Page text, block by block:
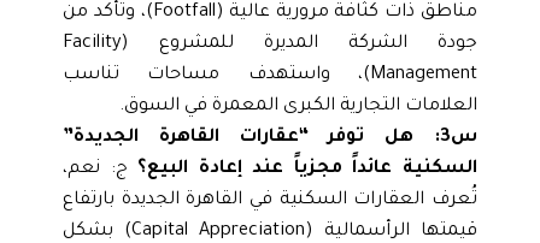
مناطق ذات كثافة مرورية عالية (Footfall)، وتأكد من
جودة الشركة المديرة للمشروع (Facility
Management)، واستهدف مساحات تناسب
العلامات التجارية الكبرى المعمرة في السوق.
س3: هل توفر “عقارات القاهرة الجديدة”
السكنية عائداً مجزياً عند إعادة البيع؟ج: نعم،
تُعرف العقارات السكنية في القاهرة الجديدة بارتفاع
قيمتها الرأسمالية (Capital Appreciation) بشكل